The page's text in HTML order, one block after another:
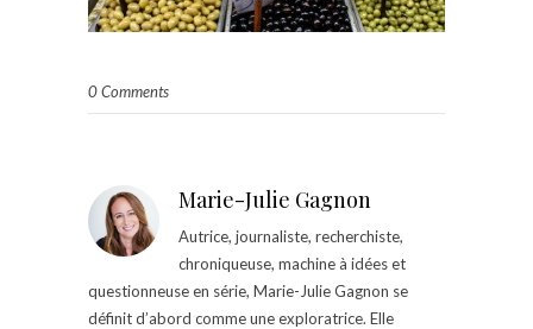
0 Comments
Marie-Julie Gagnon
Autrice, journaliste, recherchiste,
chroniqueuse, machine à idées et
questionneuse en série, Marie-Julie Gagnon se
définit d’abord comme une exploratrice. Elle